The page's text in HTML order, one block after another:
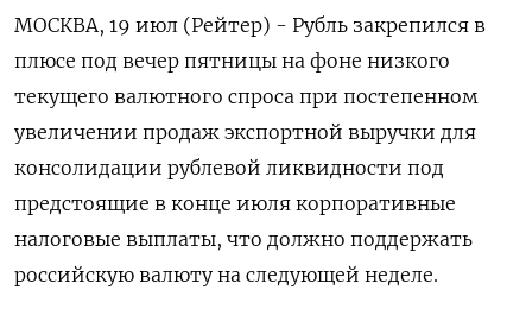
МОСКВА, 19 июл (Рейтер) - Рубль закрепился в
плюсе под вечер пятницы на фоне низкого
текущего валютного спроса при постепенном
увеличении продаж экспортной выручки для
консолидации рублевой ликвидности под
предстоящие в конце июля корпоративные
налоговые выплаты, что должно поддержать
российскую валюту на следующей неделе.